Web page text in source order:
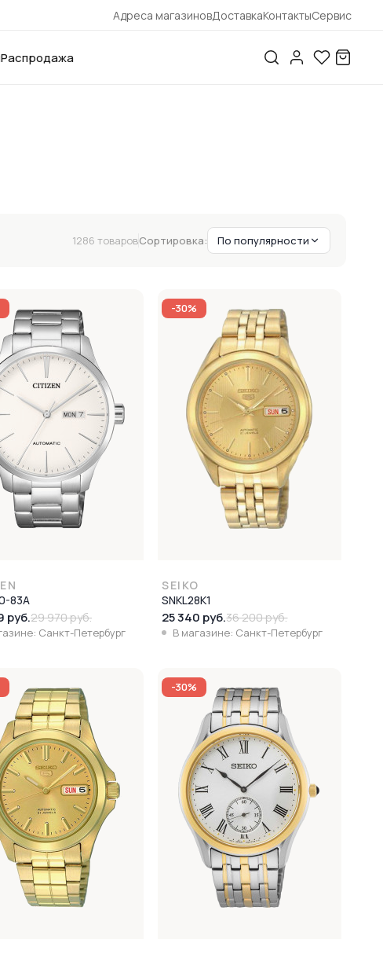
Адреса магазиновДоставкаКонтактыСервис
Распродажа
1286 товаровСортировка: По популярности
83A
руб.29 970 руб.
Санкт-Петербург
-30%
SEIKO
SNKL28K1
25 340 руб.36 200 руб.
В магазине: Санкт-Петербург
-30%